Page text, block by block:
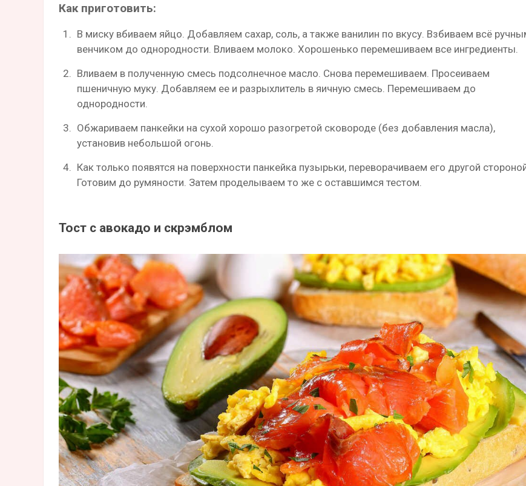
Как приготовить:
В миску вбиваем яйцо. Добавляем сахар, соль, а также ванилин по вкусу. Взбиваем всё
венчиком до однородности. Вливаем молоко. Хорошенько перемешиваем все ингредиенты.
Вливаем в полученную смесь подсолнечное масло. Снова перемешиваем. Просеиваем
пшеничную муку. Добавляем ее и разрыхлитель в яичную смесь. Перемешиваем до
однородности.
Обжариваем панкейки на сухой хорошо разогретой сковороде (без добавления масла),
установив небольшой огонь.
Как только появятся на поверхности панкейка пузырьки, переворачиваем его другой
Готовим до румяности. Затем проделываем то же с оставшимся тестом.
Тост с авокадо и скрэмблом